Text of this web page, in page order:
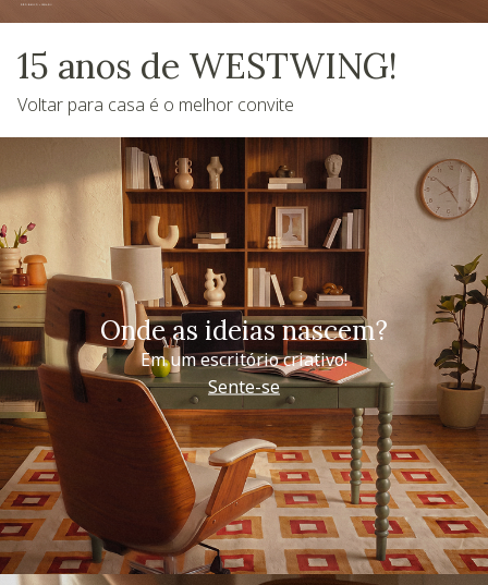
15 anos de WESTWING!
Voltar para casa é o melhor convite
Onde as ideias nascem?
Em um escritório criativo!
Sente-se